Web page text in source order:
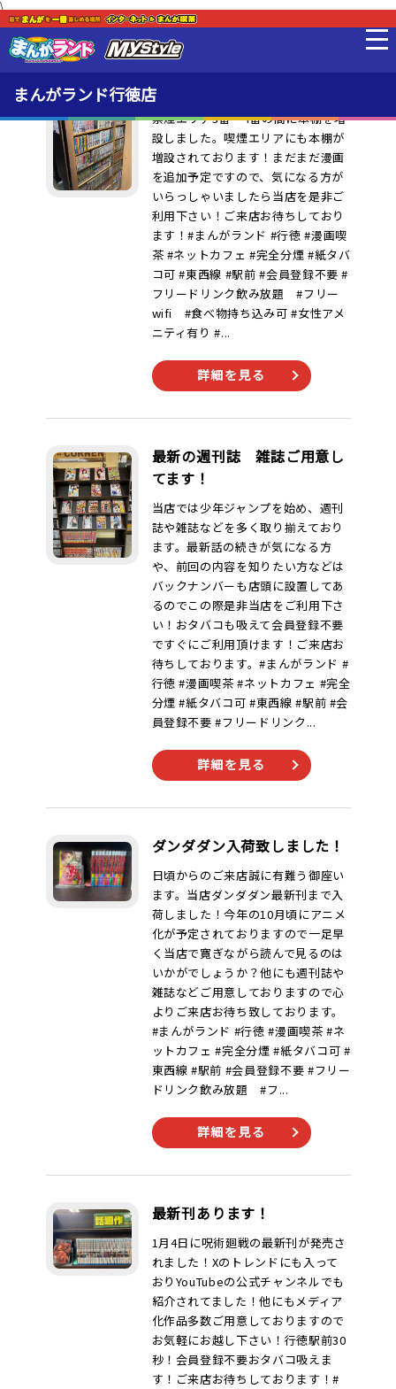
\
最新情報
料金・利用方法
映画/アニメ/電子書籍
まんがランド行徳店
最新情報
本棚増設致しました！
禁煙エリア3番 4番の間に本棚を増
設しました。喫煙エリアにも本棚が
増設されております！まだまだ漫画
を追加予定ですので、気になる方が
いらっしゃいましたら当店を是非ご
利用下さい！ご来店お待ちしており
ます！#まんがランド #行徳 #漫画喫
茶 #ネットカフェ #完全分煙 #紙タバ
コ可 #東西線 #駅前 #会員登録不要 #
フリードリンク飲み放題 #フリー
wifi #食べ物持ち込み可 #女性アメ
ニティ有り #...
詳細を見る
最新の週刊誌 雑誌ご用意し
てます！
当店では少年ジャンプを始め、週刊
誌や雑誌などを多く取り揃えており
ます。最新話の続きが気になる方
や、前回の内容を知りたい方などは
バックナンバーも店頭に設置してあ
るのでこの際是非当店をご利用下さ
い！おタバコも吸えて会員登録不要
ですぐにご利用頂けます！ご来店お
待ちしております。#まんがランド #
行徳 #漫画喫茶 #ネットカフェ #完全
分煙 #紙タバコ可 #東西線 #駅前 #会
員登録不要 #フリードリンク...
詳細を見る
ダンダダン入荷致しました！
日頃からのご来店誠に有難う御座い
ます。当店ダンダダン最新刊まで入
荷しました！今年の10月頃にアニメ
化が予定されておりますので一足早
く当店で寛ぎながら読んで見るのは
いかがでしょうか？他にも週刊誌や
雑誌などご用意しておりますので心
よりご来店お待ち致しております。
#まんがランド #行徳 #漫画喫茶 #ネ
ットカフェ #完全分煙 #紙タバコ可 #
東西線 #駅前 #会員登録不要 #フリー
ドリンク飲み放題 #フ...
詳細を見る
最新刊あります！
1月4日に呪術廻戦の最新刊が発売さ
れました！Xのトレンドにも入って
おりYouTubeの公式チャンネルでも
紹介されてました！他にもメディア
化作品多数ご用意しておりますので
お気軽にお越し下さい！行徳駅前30
秒！会員登録不要おタバコ吸えま
す！ご来店お待ちしております！#